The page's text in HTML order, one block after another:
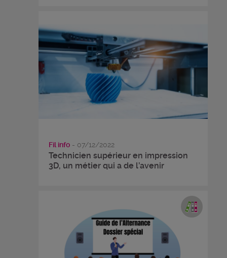
Fil info - 07/12/2022
Technicien supérieur en impression
3D, un métier qui a de l’avenir